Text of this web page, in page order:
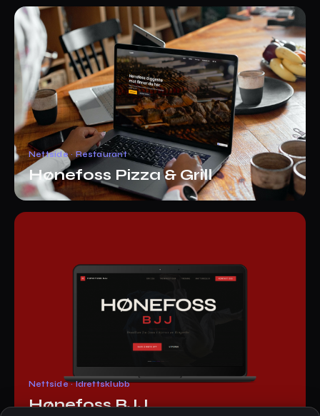
Nettside · Restaurant
Hønefoss Pizza & Grill
Nettside · Idrettsklubb
Hønefoss BJJ